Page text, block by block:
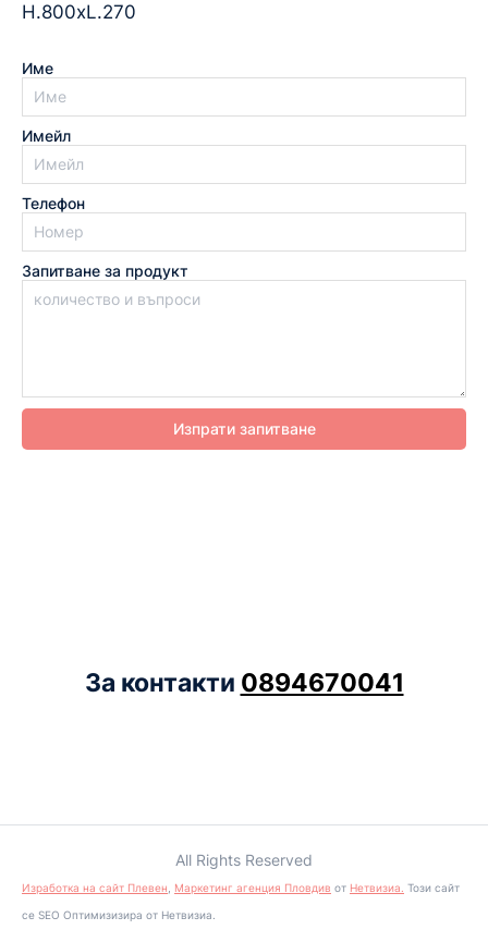
­H.800xL.270
Име
Имейл
Телефон
Запитване за продукт
Изпрати запитване
За контакти 0894670041
All Rights Reserved
Изработка на сайт Плевен Маркетинг агенция Пловдив от Нетвизиа. Този сайт
се SEO Оптимизизира от Нетвизиа.